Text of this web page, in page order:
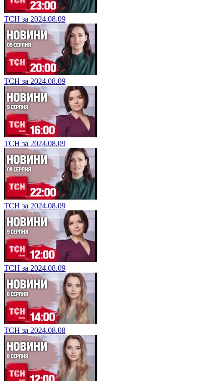
ТСН за 2024.08.09
ТСН за 2024.08.09
ТСН за 2024.08.09
ТСН за 2024.08.09
ТСН за 2024.08.09
ТСН за 2024.08.08